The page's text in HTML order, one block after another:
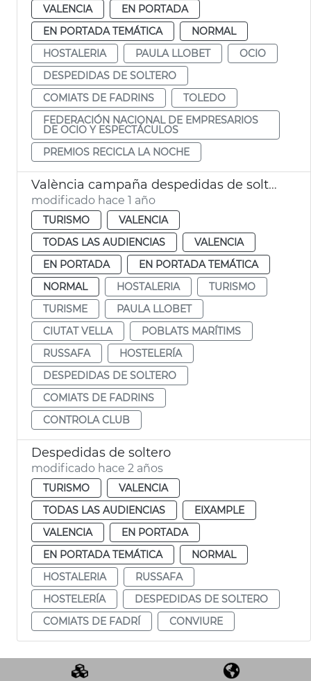
VALENCIA
EN PORTADA
EN PORTADA TEMÁTICA
NORMAL
HOSTALERIA
PAULA LLOBET
OCIO
DESPEDIDAS DE SOLTERO
COMIATS DE FADRINS
TOLEDO
FEDERACIÓN NACIONAL DE EMPRESARIOS
DE OCIO Y ESPECTÁCULOS
PREMIOS RECICLA LA NOCHE
València campaña despedidas de soltero ocio respetuoso
modificado hace 1 año
TURISMO
VALENCIA
TODAS LAS AUDIENCIAS
VALENCIA
EN PORTADA
EN PORTADA TEMÁTICA
NORMAL
HOSTALERIA
TURISMO
TURISME
PAULA LLOBET
CIUTAT VELLA
POBLATS MARÍTIMS
RUSSAFA
HOSTELERÍA
DESPEDIDAS DE SOLTERO
COMIATS DE FADRINS
CONTROLA CLUB
Despedidas de soltero
modificado hace 2 años
TURISMO
VALENCIA
TODAS LAS AUDIENCIAS
EIXAMPLE
VALENCIA
EN PORTADA
EN PORTADA TEMÁTICA
NORMAL
HOSTALERIA
RUSSAFA
HOSTELERÍA
DESPEDIDAS DE SOLTERO
COMIATS DE FADRÍ
CONVIURE